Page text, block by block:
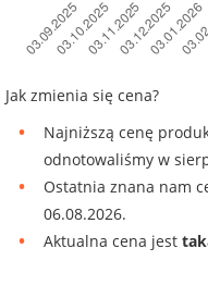
Jak zmienia się cena?
Najniższą cenę
odnotowaliśmy w
Ostatnia znana nam
06.08.2026.
Aktualna cena jest